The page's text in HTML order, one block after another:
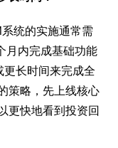
统的实施通常需
月内完成基础功能
长时间来完成全
策略，先上线核心
更快地看到投资回